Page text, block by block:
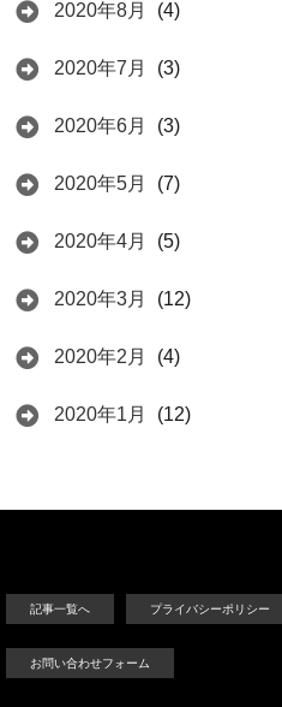
2020年8月 (4)
2020年7月 (3)
2020年6月 (3)
2020年5月 (7)
2020年4月 (5)
2020年3月 (12)
2020年2月 (4)
2020年1月 (12)
記事一覧へ プライバシーポリシー
お問い合わせフォーム